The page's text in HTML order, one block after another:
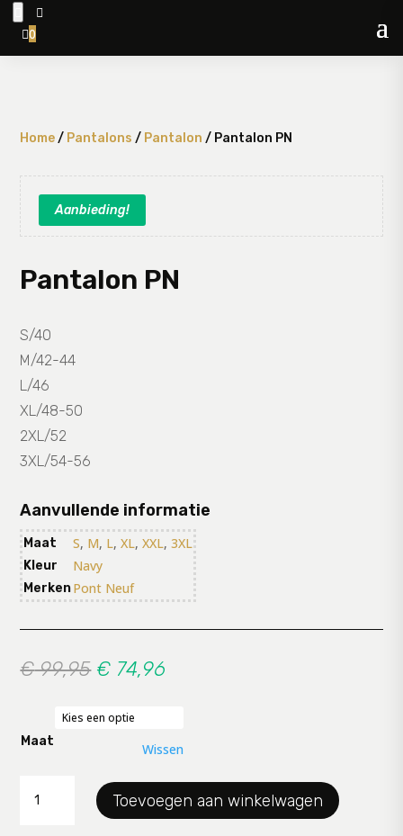

0
Home/ Pantalons / Pantalon / Pantalon PN
Aanbieding!
Pantalon PN
S/40
M/42-44
L/46
XL/48-50
2XL/52
3XL/54-56
Aanvullende informatie
Maat S, M, L,XL,XXL,3XL
Kleur Navy
MerkenPont Neuf
€99,95 Oorspronkelijke
was:
€ 99,95.
€ 74,96
Maat Wissen
PN
Toevoegen aan winkelwagen